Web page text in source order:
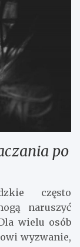
po
często
naruszyć
wielu osób
wyzwanie,